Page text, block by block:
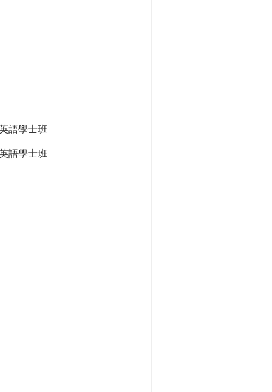
語學士班
語學士班